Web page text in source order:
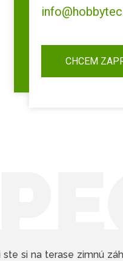
CHCEM
ste si na terase zimnú